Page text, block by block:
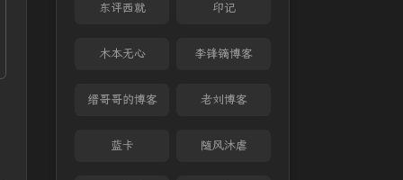
东评西就 印记
木本无心 李锋镝博客
缙哥哥的博客 老刘博客
蓝卡 随风沐虐